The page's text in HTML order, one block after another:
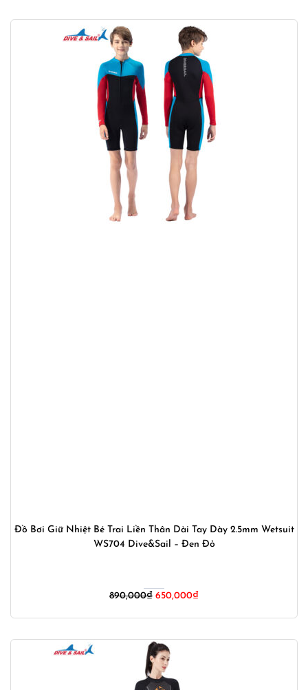
470,000₫.là:
340,000₫.
Đồ Bơi Giữ Nhiệt Bé Trai Liền Thân Dài Tay Dày 2.5mm Wetsuit
WS704 Dive&Sail – Đen Đỏ
890,000₫ Giá
890,000₫.
650,000₫Giá
là: